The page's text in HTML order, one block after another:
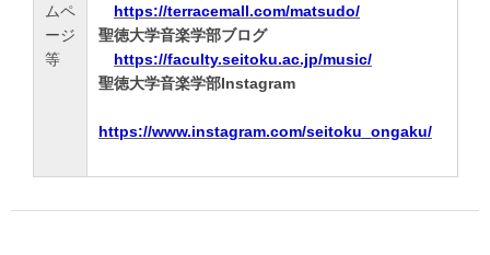
ムペ
ージ
等
https://terracemall.com/matsudo/
聖徳大学音楽学部ブログ
https://faculty.seitoku.ac.jp/music/
聖徳大学音楽学部Instagram
https://www.instagram.com/seitoku_ongaku/